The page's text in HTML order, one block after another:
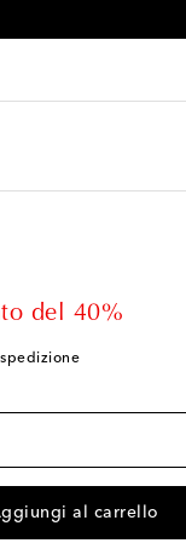
del 40%
rimasti
wishlist
al carrello